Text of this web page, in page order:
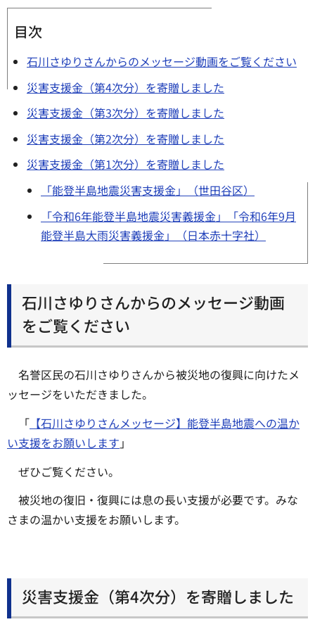
目次
石川さゆりさんからのメッセージ動画をご覧ください
災害支援金（第4次分）を寄贈しました
災害支援金（第3次分）を寄贈しました
災害支援金（第2次分）を寄贈しました
災害支援金（第1次分）を寄贈しました
「能登半島地震災害支援金」（世田谷区）
「令和6年能登半島地震災害義援金」「令和6年9月
能登半島大雨災害義援金」（日本赤十字社）
石川さゆりさんからのメッセージ動画
をご覧ください
名誉区民の石川さゆりさんから被災地の復興に向けたメ
ッセージをいただきました。
「 【石川さゆりさんメッセージ】能登半島地震への温か
い支援をお願いします 」
ぜひご覧ください。
被災地の復旧・復興には息の長い支援が必要です。みな
さまの温かい支援をお願いします。
災害支援金（第4次分）を寄贈しました